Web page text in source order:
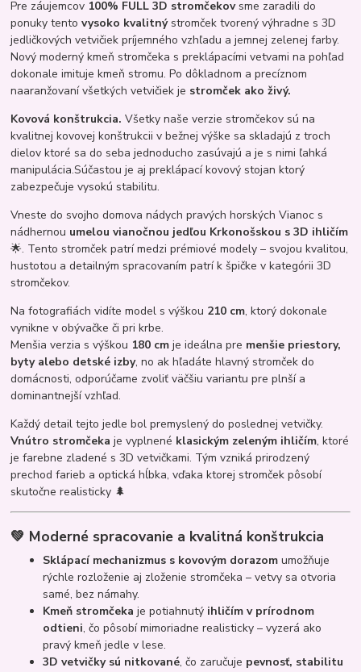
Pre záujemcov 100% FULL 3D stromčekovsme zaradili do
ponuky tentovysoko kvalitnýstromček tvorený výhradne s 3D
jedličkových vetvičiek príjemného vzhľadu a jemnej zelenej farby.
Nový moderný kmeň stromčeka s preklápacími vetvami na pohľad
dokonale imituje kmeň stromu. Po dôkladnom a precíznom
naaranžovaní všetkých vetvičiek je stromček ako živý.
Kovová konštrukcia.Všetky naše verzie stromčekov sú na
kvalitnej kovovej konštrukcii v bežnej výške sa skladajú z troch
dielov ktoré sa do seba jednoducho zasúvajú a je s nimi ľahká
manipulácia.Súčastou je aj preklápací kovový stojan ktorý
zabezpečuje vysokú stabilitu.
Vneste do svojho domova nádych pravých horských Vianoc s
nádhernou umelou vianočnou jedľou Krkonošskou s 3D ihličím
🌟. Tento stromček patrí medzi prémiové modely – svojou kvalitou,
hustotou a detailným spracovaním patrí k špičke v kategórii 3D
stromčekov.
Na fotografiách vidíte model s výškou 210 cm, ktorý dokonale
vynikne v obývačke či pri krbe.
Menšia verzia s výškou 180 cm je ideálna pre menšie priestory,
byty alebo detské izby, no ak hľadáte hlavný stromček do
domácnosti, odporúčame zvoliť väčšiu variantu pre plnší a
dominantnejší vzhľad.
Každý detail tejto jedle bol premyslený do poslednej vetvičky.
Vnútro stromčeka je vyplnené klasickým zeleným ihličím, ktoré
je farebne zladené s 3D vetvičkami. Tým vzniká prirodzený
prechod farieb a optická hĺbka, vďaka ktorej stromček pôsobí
skutočne realisticky 🌲
💚 Moderné spracovanie a kvalitná konštrukcia
Sklápací mechanizmus s kovovým dorazom umožňuje
rýchle rozloženie aj zloženie stromčeka – vetvy sa otvoria
samé, bez námahy.
Kmeň stromčeka je potiahnutý ihličím v prírodnom
odtieni, čo pôsobí mimoriadne realisticky – vyzerá ako
pravý kmeň jedle v lese.
3D vetvičky sú nitkované, čo zaručuje pevnosť, stabilitu